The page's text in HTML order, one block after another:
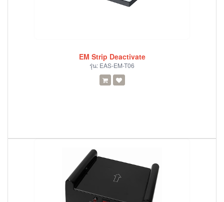
EM Strip Deactivate
รุ่น: EAS-EM-T06